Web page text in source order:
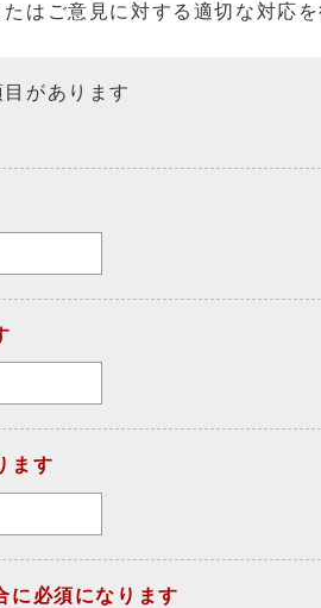
はご意見に対する適切な対応
があります
ます
に必須になります